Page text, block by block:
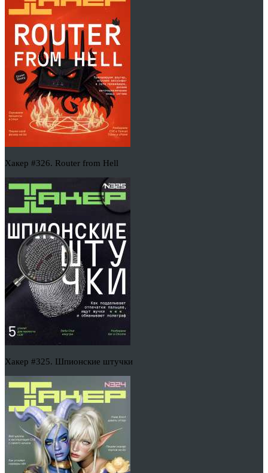
Хакер #326. Router from Hell
Хакер #325. Шпионские штучки